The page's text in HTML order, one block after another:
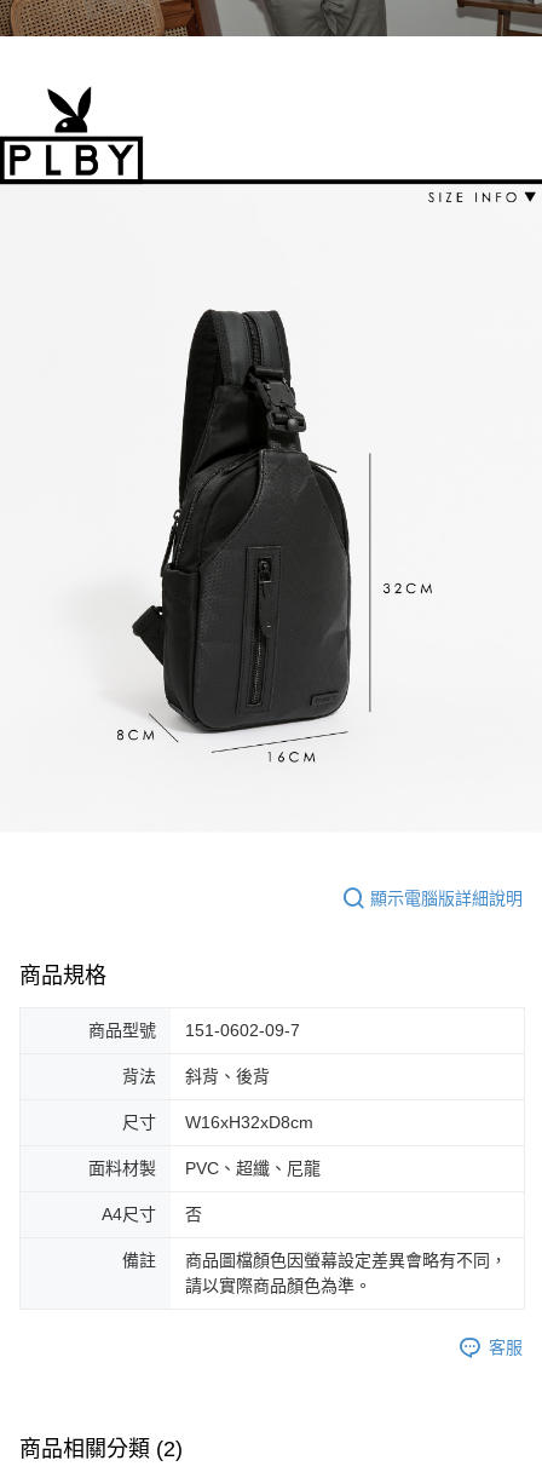
顯示電腦版詳細說明
商品規格
商品型號 151-0602-09-7
背法 斜背、後背
尺寸 W16xH32xD8cm
面料材製 PVC、超纖、尼龍
A4尺寸 否
備註
商品圖檔顏色因螢幕設定差異會略有不同，
請以實際商品顏色為準。
客服
商品相關分類 (2)